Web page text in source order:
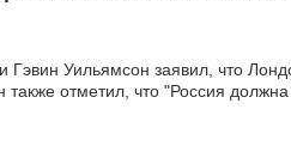
Гэвин Уильямсон заявил, что
отметил, что "Россия должна